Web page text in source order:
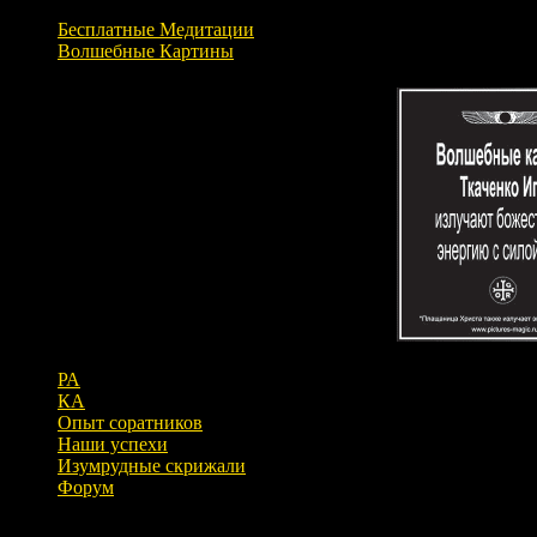
Бесплатные Медитации
Волшебные Картины
РА
КА
Опыт соратников
Наши успехи
Изумрудные скрижали
Форум